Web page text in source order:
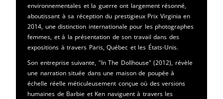
environnementales et la guerre ont largement résonné,
aboutissant à sa réception du prestigieux Prix Virginia en
2014, une distinction internationale pour les photographes
femmes, et à la présentation de son travail dans des
expositions à travers Paris, Québec et les États-Unis.
Son entreprise suivante, "In The Dollhouse" (2012), révèle
une narration située dans une maison de poupée à
échelle réelle méticuleusement conçue où des versions
humaines de Barbie et Ken naviguent à travers les